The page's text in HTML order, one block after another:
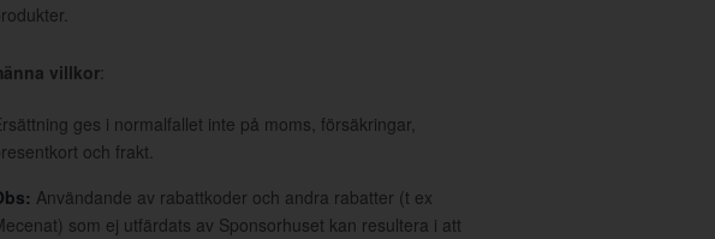
villkor:
ges i normalfallet inte på moms, försäkringar,
och frakt.
Användande av rabattkoder och andra rabatter (t ex
som ej utfärdats av Sponsorhuset kan resultera i att